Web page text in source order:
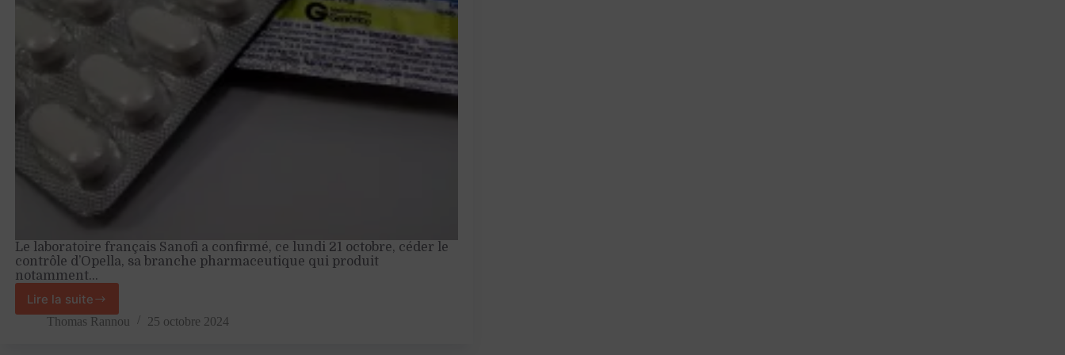
Le laboratoire français Sanofi a confirmé, ce lundi 21 octobre, céder le
contrôle d’Opella, sa branche pharmaceutique qui produit
notamment…
Lire la suite
La
branche
Thomas Rannou 25 octobre 2024